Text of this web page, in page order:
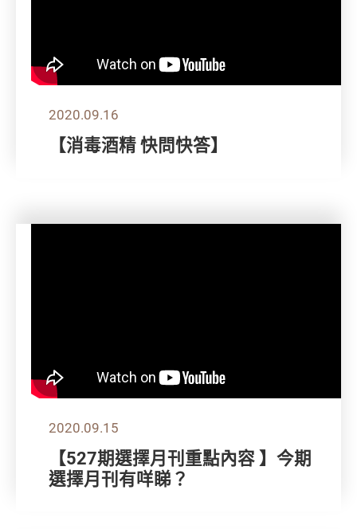
2020.09.16
【消毒酒精 快問快答】
2020.09.15
【527期選擇月刊重點內容 】今期
選擇月刊有咩睇？